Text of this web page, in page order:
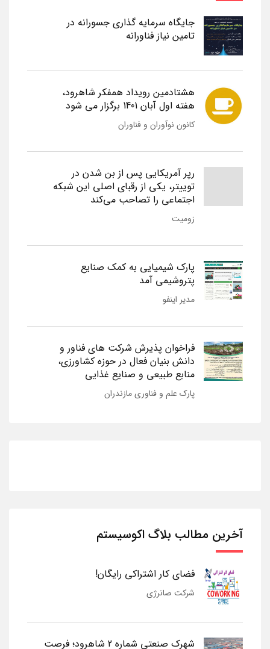
جایگاه سرمایه گذاری جسورانه در
تامین نیاز فناورانه
هشتادمین رویداد همفکر شاهرود،
هفته اول آبان 1401 برگزار می شود
کانون نوآوران و فناوران
رپر آمریکایی پس از بن شدن در
توییتر، یکی از رقبای اصلی این شبکه
اجتماعی را تصاحب می‌کند
زومیت
پارک شیمیایی به کمک صنایع
پتروشیمی آمد
مدیر اینفو
فراخوان پذیرش شرکت های فناور و
دانش بنیان فعال در حوزه کشاورزی،
منابع طبیعی و صنایع غذایی
پارک علم و فناوری مازندران
آخرین مطالب بلاگ اکوسیستم
فضای کار اشتراکی رایگان!
شرکت صانرژی
شهرک صنعتی شماره 2 شاهرود؛ فرصت